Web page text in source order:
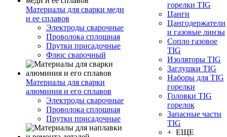
Материалы для сварки меди
и ее сплавов
Электроды сварочные
Проволока сплошная
Прутки присадочные
Флюс сварочный
Материалы для сварки
алюминия и его сплавов
Электроды сварочные
Проволока сплошная
Прутки присадочные
горелки TIG
Цанги
Цангодержатели
и газовые линзы
Сопло газовое
TIG
Изоляторы TIG
Заглушки TIG
Наборы для TIG
горелки
Головки TIG
горелок
Запасные части
TIG
+ ЕЩЕ